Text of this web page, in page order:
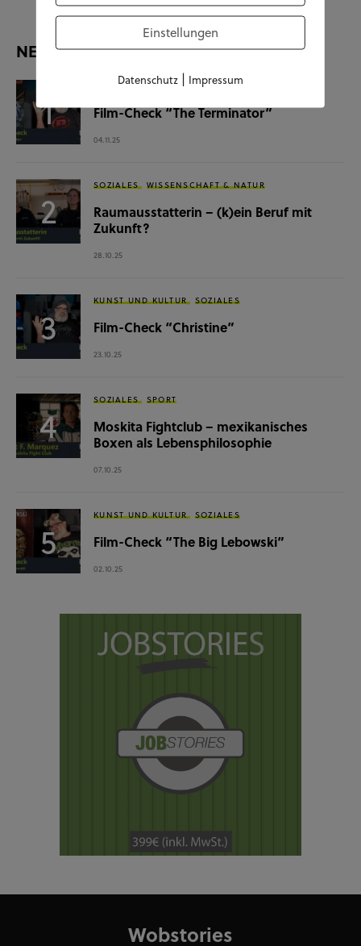
NEUESTE BEITRÄGE
KUNST UND KULTUR SOZIALES
Film-Check “The Terminator”
04.11.25
SOZIALES WISSENSCHAFT & NATUR
Raumausstatterin – (k)ein Beruf mit
Zukunft?
28.10.25
KUNST UND KULTUR SOZIALES
Film-Check “Christine”
23.10.25
SOZIALES SPORT
Moskita Fightclub – mexikanisches
Boxen als Lebensphilosophie
07.10.25
KUNST UND KULTUR SOZIALES
Film-Check “The Big Lebowski”
02.10.25
Wobstories
Einstellungen
Datenschutz| Impressum